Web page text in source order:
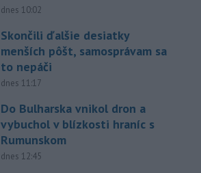
dnes 10:02
Skončili ďalšie desiatky
menších pôšt, samosprávam sa
to nepáči
dnes 11:17
Do Bulharska vnikol dron a
vybuchol v blízkosti hraníc s
Rumunskom
dnes 12:45